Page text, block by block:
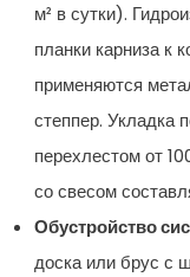
м² в сутки).
планки карниза к
применяются
степпер. Укладка
перехлестом от
со свесом
Обустройство
доска или брус с